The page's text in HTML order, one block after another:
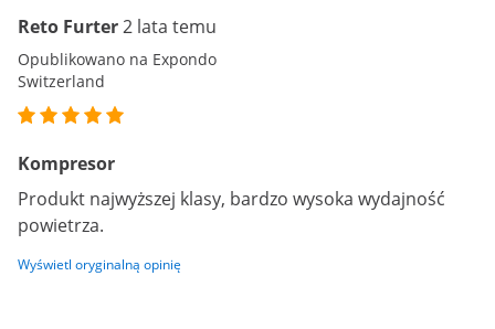
Reto Furter2 lata temu
Opublikowano na Expondo
Switzerland
Kompresor
Produkt najwyższej klasy, bardzo wysoka wydajność
powietrza.
Wyświetl oryginalną opinię